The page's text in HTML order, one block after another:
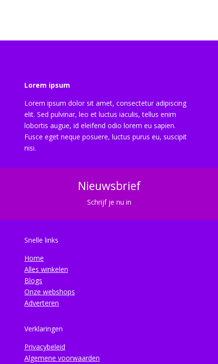
Lorem ipsum
Lorem ipsum dolor sit amet, consectetur adipiscing
elit. Sed pulvinar, leo et luctus iaculis, tellus enim
lobortis augue, id eleifend odio lorem eu sapien.
Fusce eget neque posuere, luctus purus eu, suscipit
nisi.
Nieuwsbrief
Schrijf je nu in
Snelle links
Home
Alles winkelen
Blogs
Onze webshops
Adverteren
Verklaringen
Privacybeleid
Algemene voorwaarden